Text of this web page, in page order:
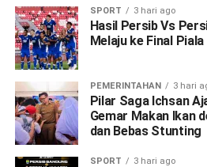
SPORT 3 hari ago
Hasil Persib Vs
Melaju ke Final
PEMERINTAHAN 3 hari
Pilar Saga Ichsan
Gemar Makan Ikan
dan Bebas Stunting
SPORT 3 hari ago